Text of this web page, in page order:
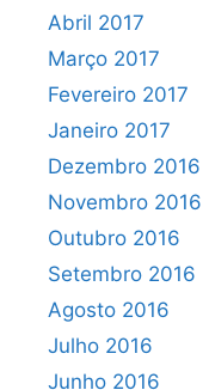
Abril 2017
Março 2017
Fevereiro 2017
Janeiro 2017
Dezembro 2016
Novembro 2016
Outubro 2016
Setembro 2016
Agosto 2016
Julho 2016
Junho 2016